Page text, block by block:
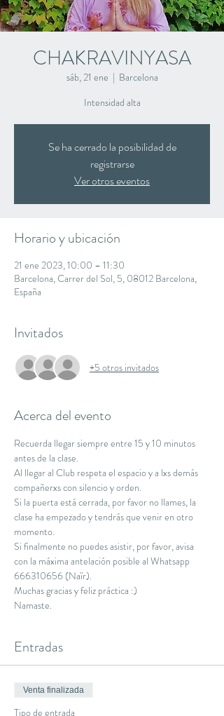
CHAKRAVINYASA
sáb, 21 ene
  |
Barcelona
Intensidad alta
Se ha cerrado la posibilidad de
registrarse
Ver otros eventos
Horario y ubicación
21 ene 2023, 10:00 – 11:30
Barcelona, Carrer del Sol, 5, 08012 Barcelona,
España
Invitados
+5 otros invitados
Acerca del evento
Recuerda llegar siempre entre 15 y 10 minutos
antes de la clase.
Al llegar al Club respeta el espacio y a lxs demás
compañerxs con silencio y orden.
Si la puerta está cerrada, por favor no llames, la
clase ha empezado y tendrás que venir en otro
momento.
Si finalmente no puedes asistir, por favor, avisa
con la máxima antelación posible al Whatsapp
666310656 (Naïr).
Muchas gracias y feliz práctica :)
Namaste.
Entradas
Venta finalizada
Tipo de entrada